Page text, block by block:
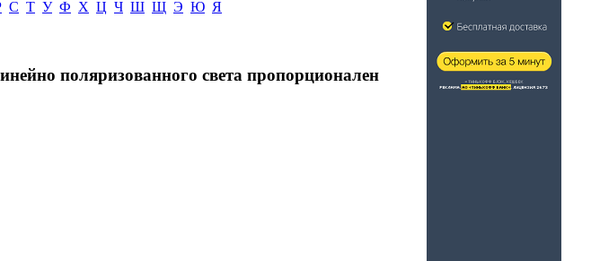
С Т У Ф Х Ц Ч Ш Щ Э Ю Я
поляризованного света пропорционален